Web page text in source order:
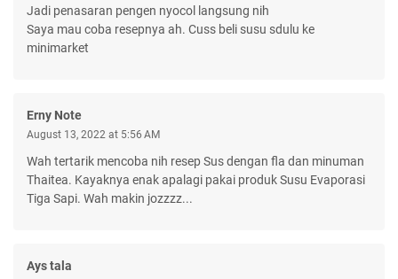
Jadi penasaran pengen nyocol langsung nih
Saya mau coba resepnya ah. Cuss beli susu sdulu ke
minimarket
Erny Note
August 13, 2022 at 5:56 AM
Wah tertarik mencoba nih resep Sus dengan fla dan minuman
Thaitea. Kayaknya enak apalagi pakai produk Susu Evaporasi
Tiga Sapi. Wah makin jozzzz...
Ays tala